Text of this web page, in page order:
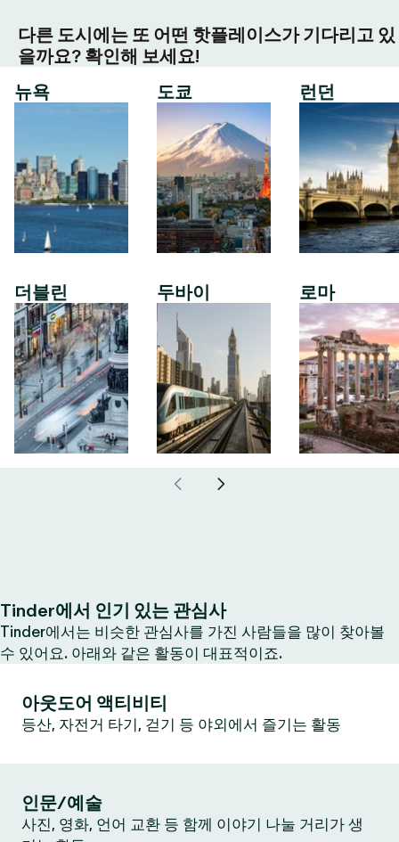
다른 도시에는 또 어떤 핫플레이스가 기다리고 있
을까요? 확인해 보세요!
뉴욕
더블린
도쿄
두바이
런던
로마
Tinder에서 인기 있는 관심사
Tinder에서는 비슷한 관심사를 가진 사람들을 많이 찾아볼
수 있어요. 아래와 같은 활동이 대표적이죠.
아웃도어 액티비티
등산, 자전거 타기, 걷기 등 야외에서 즐기는 활동
인문/예술
사진, 영화, 언어 교환 등 함께 이야기 나눌 거리가 생